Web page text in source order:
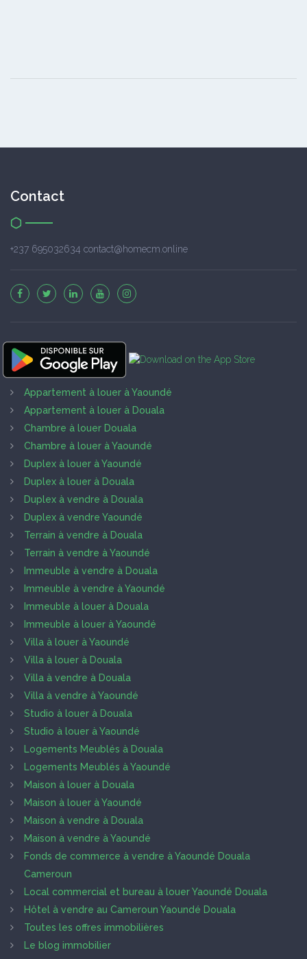
Contact
+237 695032634 contact@homecm.online
Appartement à louer à Yaoundé
Appartement à louer à Douala
Chambre à louer Douala
Chambre à louer à Yaoundé
Duplex à louer à Yaoundé
Duplex à louer à Douala
Duplex à vendre à Douala
Duplex à vendre Yaoundé
Terrain à vendre à Douala
Terrain à vendre à Yaoundé
Immeuble à vendre à Douala
Immeuble à vendre à Yaoundé
Immeuble à louer à Douala
Immeuble à louer à Yaoundé
Villa à louer à Yaoundé
Villa à louer à Douala
Villa à vendre à Douala
Villa à vendre à Yaoundé
Studio à louer à Douala
Studio à louer à Yaoundé
Logements Meublés à Douala
Logements Meublés à Yaoundé
Maison à louer à Douala
Maison à louer à Yaoundé
Maison à vendre à Douala
Maison à vendre à Yaoundé
Fonds de commerce à vendre à Yaoundé Douala
Cameroun
Local commercial et bureau à louer Yaoundé Douala
Hôtel à vendre au Cameroun Yaoundé Douala
Toutes les offres immobilières
Le blog immobilier